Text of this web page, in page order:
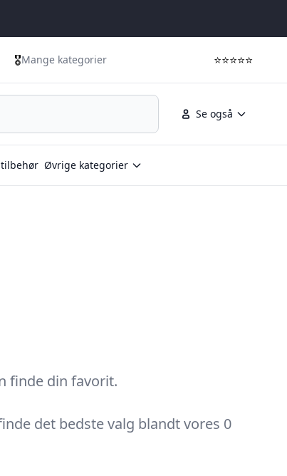
🎖️Mange kategorier ⭐⭐⭐⭐⭐
Se også
Øvrige kategorier
finde din favorit.
det bedste valg blandt vores 0